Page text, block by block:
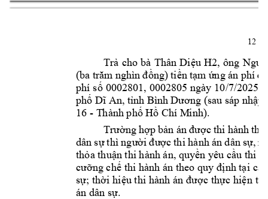
12
Trả cho bà Thân Diệu H2, ông Nguy
(ba trăm nghìn đồng) tiền tạm ứng án phí
phí số 0002801, 0002805 ngày 10/7/2025 c
phố Dĩ An, tỉnh Bình Dương (sau sáp nhập
16 - Thành phố Hồ Chí Minh).
Trường hợp bản án được thi hành
dân sựthì người được thihành án dân sự,
thỏa thuận thi hành án, quyền yêu cầu thi
cưỡng chế thi hành án theo quy định tại
sự; thời hiệu thi hành án được thực hiện
án dân sự.